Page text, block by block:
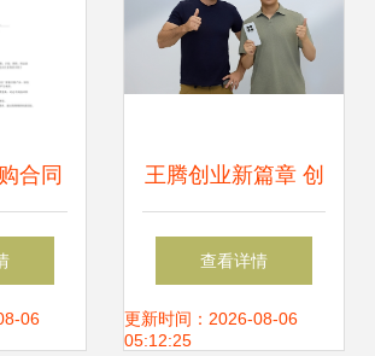
合同
及原
）
06
王腾创业新篇章 创
立“今日宜休”，深
耕针纺织品及原料
查看详情
更新时间：2026-08-06
05:12:25